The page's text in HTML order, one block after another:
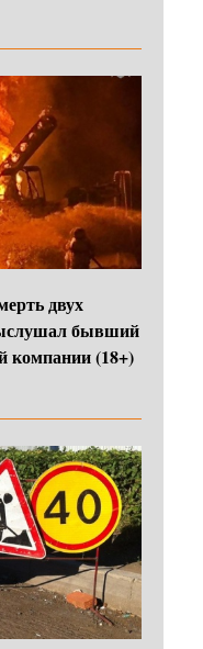
двух
бывший
компании (18+)